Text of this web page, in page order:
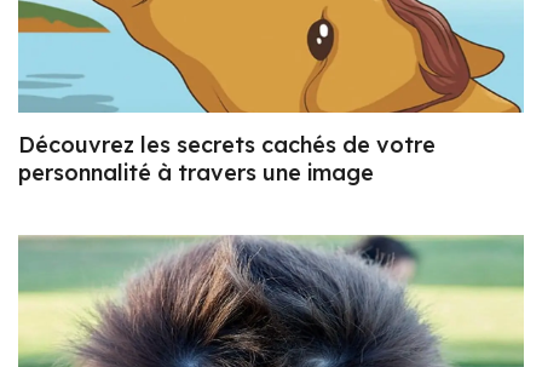
Découvrez les secrets cachés de votre
personnalité à travers une image